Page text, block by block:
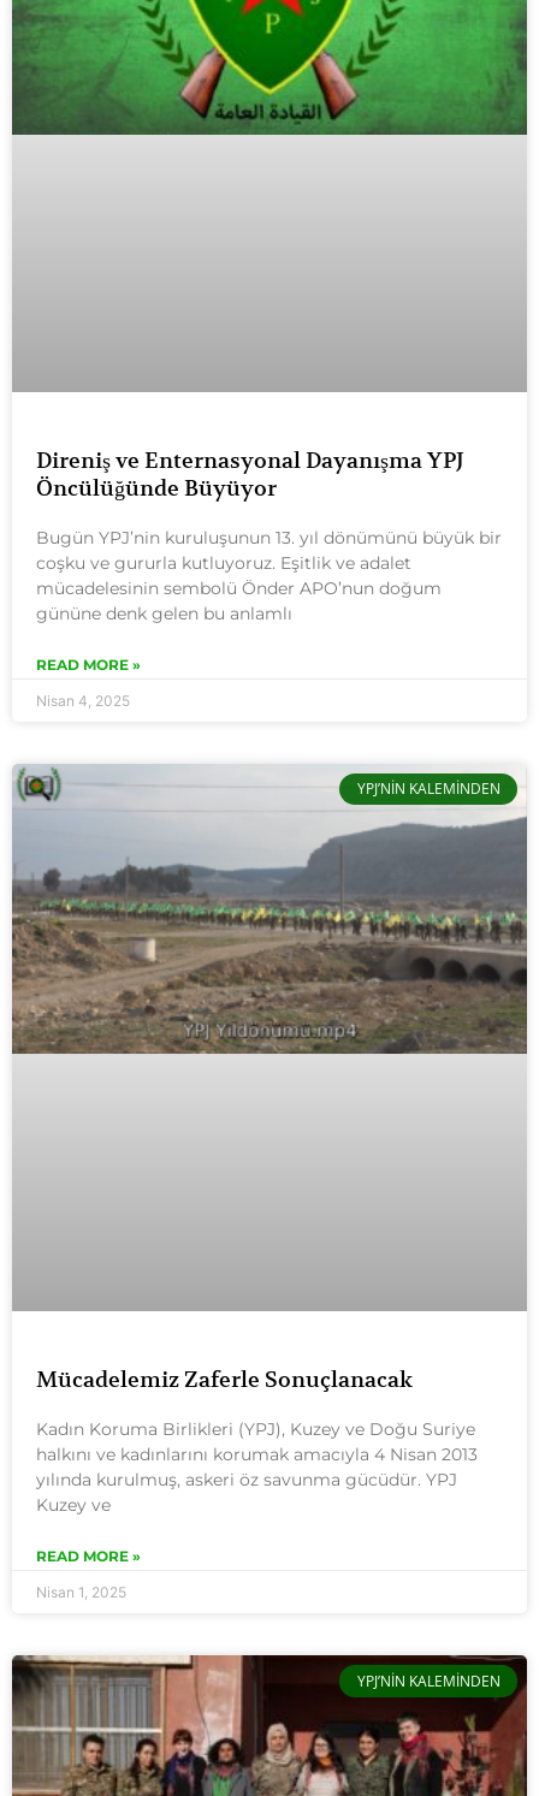
Direniş ve Enternasyonal Dayanışma YPJ
Öncülüğünde Büyüyor
Bugün YPJ’nin kuruluşunun 13. yıl dönümünü büyük bir
coşku ve gururla kutluyoruz. Eşitlik ve adalet
mücadelesinin sembolü Önder APO’nun doğum
gününe denk gelen bu anlamlı
READ MORE »
Nisan 4, 2025
YPJ’NIN KALEMINDEN
Mücadelemiz Zaferle Sonuçlanacak
Kadın Koruma Birlikleri (YPJ), Kuzey ve Doğu Suriye
halkını ve kadınlarını korumak amacıyla 4 Nisan 2013
yılında kurulmuş, askeri öz savunma gücüdür. YPJ
Kuzey ve
READ MORE »
Nisan 1, 2025
YPJ’NIN KALEMINDEN